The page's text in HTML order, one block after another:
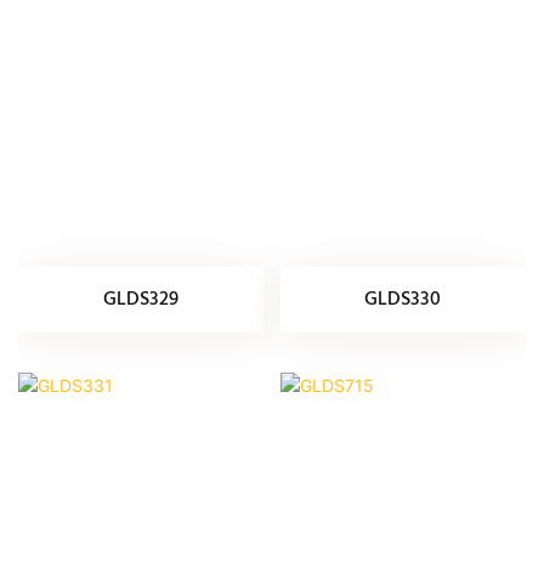
GLDS329 GLDS330